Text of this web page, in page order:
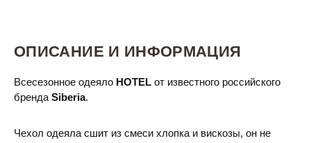
ОПИСАНИЕ И ИНФОРМАЦИЯ
Всесезонное одеяло HOTEL от известного российского
бренда Siberia.
Чехол одеяла сшит из смеси хлопка и вискозы, он не